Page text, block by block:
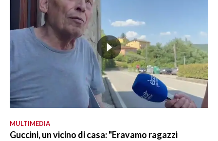
MULTIMEDIA
Guccini, un vicino di casa: "Eravamo ragazzi